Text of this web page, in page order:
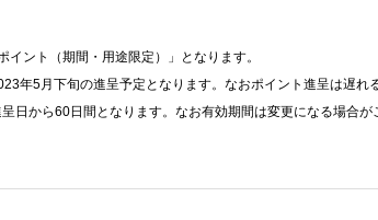
ント（期間・用途限定）」となります。
年5月下旬の進呈予定となります。なおポイント進呈は遅れ
日から60日間となります。なお有効期間は変更になる場合が